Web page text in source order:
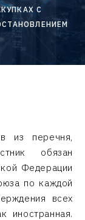
С
из перечня,
обязан
Федерации
по каждой
всех
иностранная.